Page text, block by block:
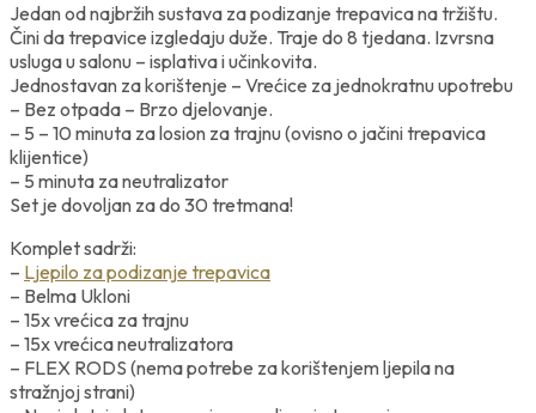
Jedan od najbržih sustava za podizanje trepavica na tržištu.
Čini da trepavice izgledaju duže. Traje do 8 tjedana. Izvrsna
usluga u salonu – isplativa i učinkovita.
Jednostavan za korištenje – Vrećice za jednokratnu upotrebu
– Bez otpada – Brzo djelovanje.
– 5 – 10 minuta za losion za trajnu (ovisno o jačini trepavica
klijentice)
– 5 minuta za neutralizator
Set je dovoljan za do 30 tretmana!
Komplet sadrži:
– Ljepilo za podizanje trepavica
– Belma Ukloni
– 15x vrećica za trajnu
– 15x vrećica neutralizatora
– FLEX RODS (nema potrebe za korištenjem ljepila na
stražnjoj strani)